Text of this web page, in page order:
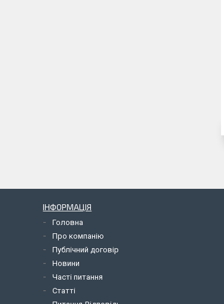
ІНФОРМАЦІЯ
Головна
Про компанію
Публічний договір
Новини
Часті питання
Статті